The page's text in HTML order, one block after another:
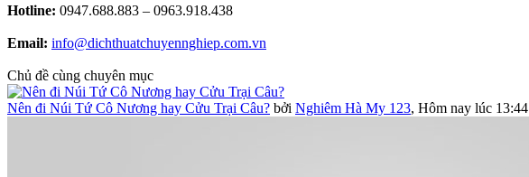
Hotline: 0947.688.883 – 0963.918.438
Email: info@dichthuatchuyennghiep.com.vn
Chủ đề cùng chuyên mục
Nên đi Núi Tứ Cô Nương hay Cửu Trại Câu? bởi Nghiêm Hà My 123, Hôm nay lúc 13:44